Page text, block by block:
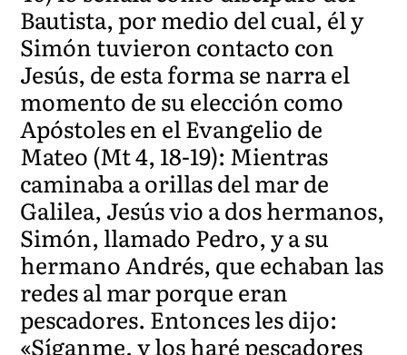
Bautista, por medio del cual, él y
Simón tuvieron contacto con
Jesús, de esta forma se narra el
momento de su elección como
Apóstoles en el Evangelio de
Mateo (Mt 4, 18-19): Mientras
caminaba a orillas del mar de
Galilea, Jesús vio a dos hermanos,
Simón, llamado Pedro, y a su
hermano Andrés, que echaban las
redes al mar porque eran
pescadores. Entonces les dijo:
«Síganme, y los haré pescadores